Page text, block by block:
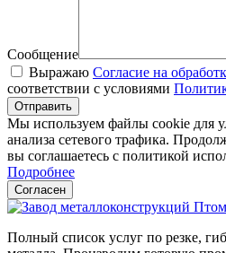
Сообщение
Выражаю Согласие на
соответствии с условиями
Отправить
Мы используем файлы cookie для
анализа сетевого трафика.
вы соглашаетесь с политикой
Подробнее
Согласен
Полный список услуг по резкe,